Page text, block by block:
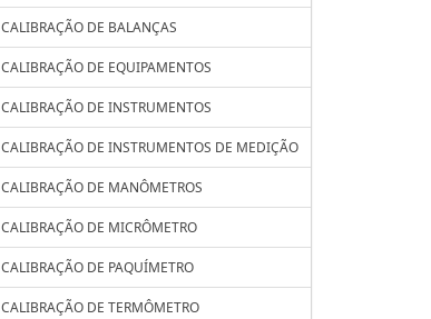
CALIBRAÇÃO DE BALANÇAS
CALIBRAÇÃO DE EQUIPAMENTOS
CALIBRAÇÃO DE INSTRUMENTOS
CALIBRAÇÃO DE INSTRUMENTOS DE MEDIÇÃO
CALIBRAÇÃO DE MANÔMETROS
CALIBRAÇÃO DE MICRÔMETRO
CALIBRAÇÃO DE PAQUÍMETRO
CALIBRAÇÃO DE TERMÔMETRO